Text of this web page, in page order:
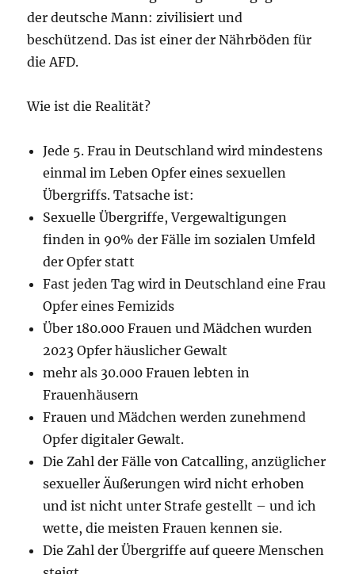
der deutsche Mann: zivilisiert und
beschützend. Das ist einer der Nährböden für
die AFD.
Wie ist die Realität?
Jede 5. Frau in Deutschland wird mindestens
einmal im Leben Opfer eines sexuellen
Übergriffs. Tatsache ist:
Sexuelle Übergriffe, Vergewaltigungen
finden in 90% der Fälle im sozialen Umfeld
der Opfer statt
Fast jeden Tag wird in Deutschland eine Frau
Opfer eines Femizids
Über 180.000 Frauen und Mädchen wurden
2023 Opfer häuslicher Gewalt
mehr als 30.000 Frauen lebten in
Frauenhäusern
Frauen und Mädchen werden zunehmend
Opfer digitaler Gewalt.
Die Zahl der Fälle von Catcalling, anzüglicher
sexueller Äußerungen wird nicht erhoben
und ist nicht unter Strafe gestellt – und ich
wette, die meisten Frauen kennen sie.
Die Zahl der Übergriffe auf queere Menschen